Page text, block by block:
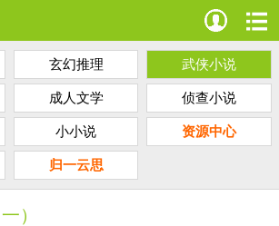
玄幻推理 武侠小说
成人文学 侦查小说
小小说 资源中心
归一云思
）